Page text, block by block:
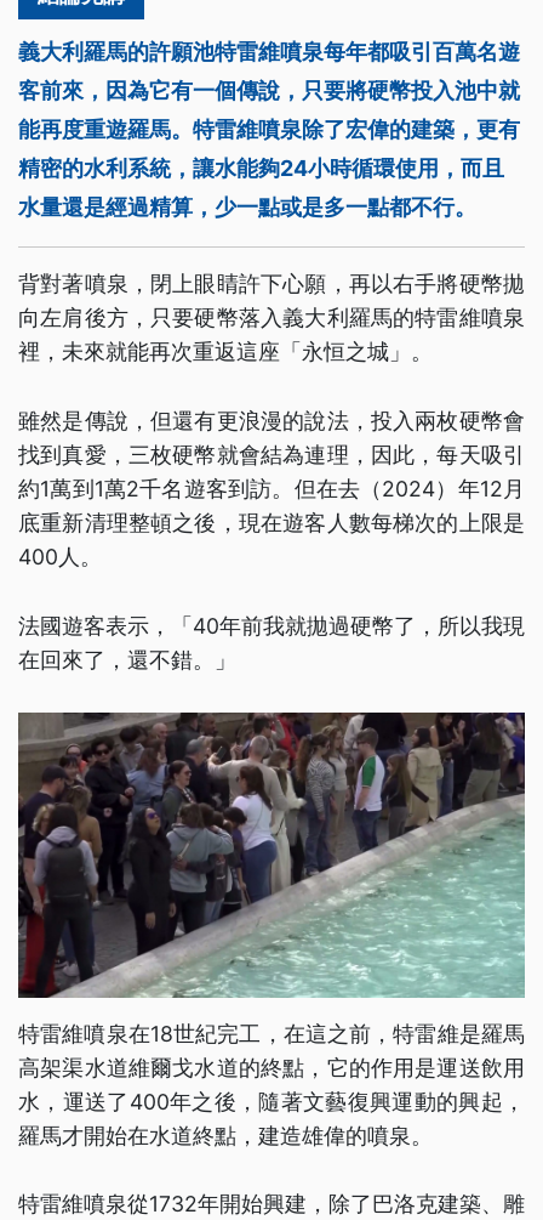
義大利羅馬的許願池特雷維噴泉每年都吸引百萬名遊
客前來，因為它有一個傳說，只要將硬幣投入池中就
能再度重遊羅馬。特雷維噴泉除了宏偉的建築，更有
精密的水利系統，讓水能夠24小時循環使用，而且
水量還是經過精算，少一點或是多一點都不行。
背對著噴泉，閉上眼睛許下心願，再以右手將硬幣拋
向左肩後方，只要硬幣落入義大利羅馬的特雷維噴泉
裡，未來就能再次重返這座「永恒之城」。
雖然是傳說，但還有更浪漫的說法，投入兩枚硬幣會
找到真愛，三枚硬幣就會結為連理，因此，每天吸引
約1萬到1萬2千名遊客到訪。但在去（2024）年12月
底重新清理整頓之後，現在遊客人數每梯次的上限是
400人。
法國遊客表示，「40年前我就拋過硬幣了，所以我現
在回來了，還不錯。」
特雷維噴泉在18世紀完工，在這之前，特雷維是羅馬
高架渠水道維爾戈水道的終點，它的作用是運送飲用
水，運送了400年之後，隨著文藝復興運動的興起，
羅馬才開始在水道終點，建造雄偉的噴泉。
特雷維噴泉從1732年開始興建，除了巴洛克建築、雕